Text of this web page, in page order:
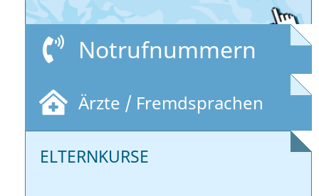
Notrufnummern
Ärzte / Fremdsprachen
ELTERNKURSE